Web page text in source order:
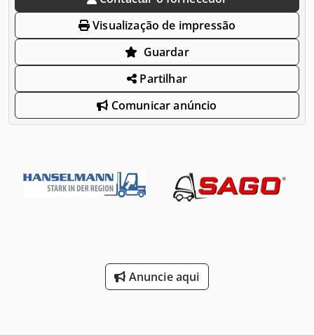
Visualização de impressão
Guardar
Partilhar
Comunicar anúncio
Anuncie aqui